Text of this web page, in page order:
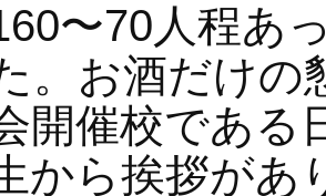
〜70人程あ
。お酒だけの
開催校である
から挨拶があ